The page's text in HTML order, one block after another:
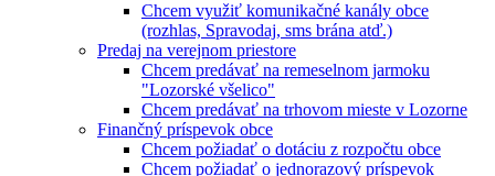
Chcem využiť komunikačné kanály obce
(rozhlas, Spravodaj, sms brána atď.)
Predaj na verejnom priestore
Chcem predávať na remeselnom jarmoku
"Lozorské všelico"
Chcem predávať na trhovom mieste v Lozorne
Finančný príspevok obce
Chcem požiadať o dotáciu z rozpočtu obce
Chcem požiadať o jednorazový príspevok